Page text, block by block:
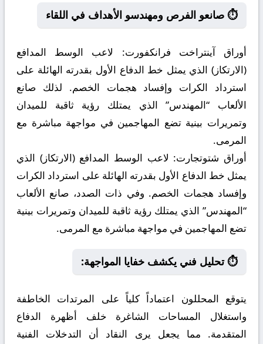
⏱️ صانعو الفرص ومهندسو الأهداف في اللقاء
أوراق آينتراخت فرانكفورت: لاعب الوسط المدافع
(الارتكاز) الذي يمثل خط الدفاع الأول بقدرته الهائلة على
استرداد الكرات وإفساد هجمات الخصم. لذلك صانع
الألعاب “المهندس” الذي يمتلك رؤية ثاقبة للميدان
وتمريرات بينية تضع المهاجمين في مواجهة مباشرة مع
المرمى.
أوراق شتوتجارت: لاعب الوسط المدافع (الارتكاز) الذي
يمثل خط الدفاع الأول بقدرته الهائلة على استرداد الكرات
وإفساد هجمات الخصم. وفي ذات الصدد، صانع الألعاب
“المهندس” الذي يمتلك رؤية ثاقبة للميدان وتمريرات بينية
تضع المهاجمين في مواجهة مباشرة مع المرمى.
⏱️ تحليل فني يكشف خفايا المواجهة:
يتوقع المحللون اعتماداً كلياً على المرتدات الخاطفة
واستغلال المساحات الشاغرة خلف أظهرة الدفاع
المتقدمة. مما يجعل يرى النقاد أن التدخلات الفنية